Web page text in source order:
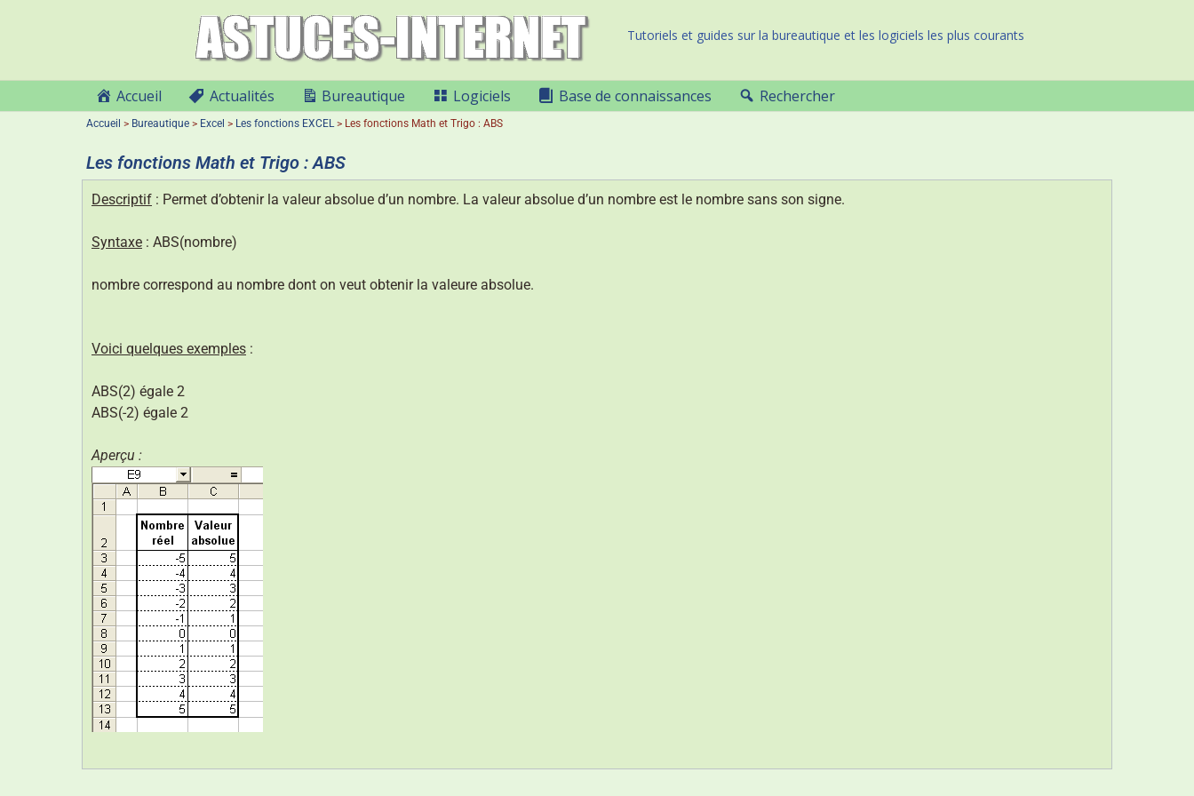
Tutoriels et guides sur la bureautique et les logiciels les plus courants
Accueil Actualités Bureautique Logiciels Base de connaissances Rechercher
Accueil > Bureautique > Excel > Les fonctions EXCEL> Les fonctions Math et Trigo : ABS
Les fonctions Math et Trigo : ABS
Descriptif : Permet d’obtenir la valeur absolue d’un nombre. La valeur absolue d’un nombre est le nombre sans son signe.
Syntaxe : ABS(nombre)
nombre correspond au nombre dont on veut obtenir la valeure absolue.
Voici quelques exemples :
ABS(2) égale 2
ABS(-2) égale 2
Aperçu :